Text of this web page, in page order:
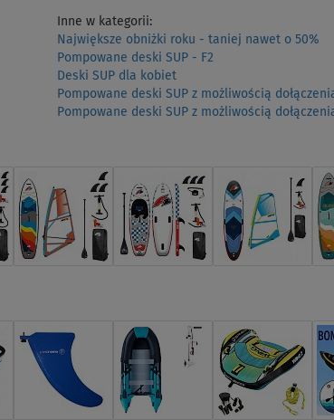
Inne w kategorii:
Największe obniżki roku - taniej nawet o 50%
Pompowane deski SUP - F2
Deski SUP dla kobiet
Pompowane deski SUP z możliwością
Pompowane deski SUP z możliwością